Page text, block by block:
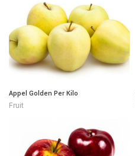
Appel Golden Per Kilo
Fruit